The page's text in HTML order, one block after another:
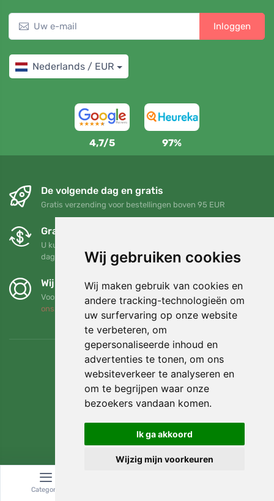
Wij gebruiken cookies
Wij maken gebruik van cookies en
andere tracking-technologieën om
uw surfervaring op onze website
te verbeteren, om
gepersonaliseerde inhoud en
advertenties te tonen, om ons
websiteverkeer te analyseren en
om te begrijpen waar onze
bezoekers vandaan komen.
Ik ga akkoord
Wijzig mijn voorkeuren
Inloggen
Nederlands / EUR
4,7/5 97%
De volgende dag en gratis
Gratis verzending voor bestellingen boven 95 EUR
Gratis ruilen en retourneren
U kunt uw bestelling op elk gewenst moment binnen 90
dagen retourneren of ruilen
Wij steunen Trees.org
Voor elke bestelling planten we een boom! Lees meer Over
ons
Categorie